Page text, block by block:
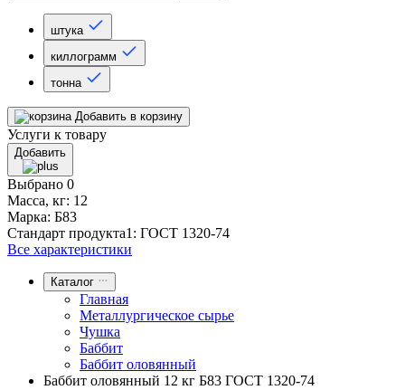
штука
киллограмм
тонна
Добавить в корзину
Услуги к товару
Добавить
Выбрано 0
Масса, кг: 12
Марка: Б83
Стандарт продукта1: ГОСТ 1320-74
Все характеристики
Каталог
Главная
Металлургическое сырье
Чушка
Баббит
Баббит оловянный
Баббит оловянный 12 кг Б83 ГОСТ 1320-74